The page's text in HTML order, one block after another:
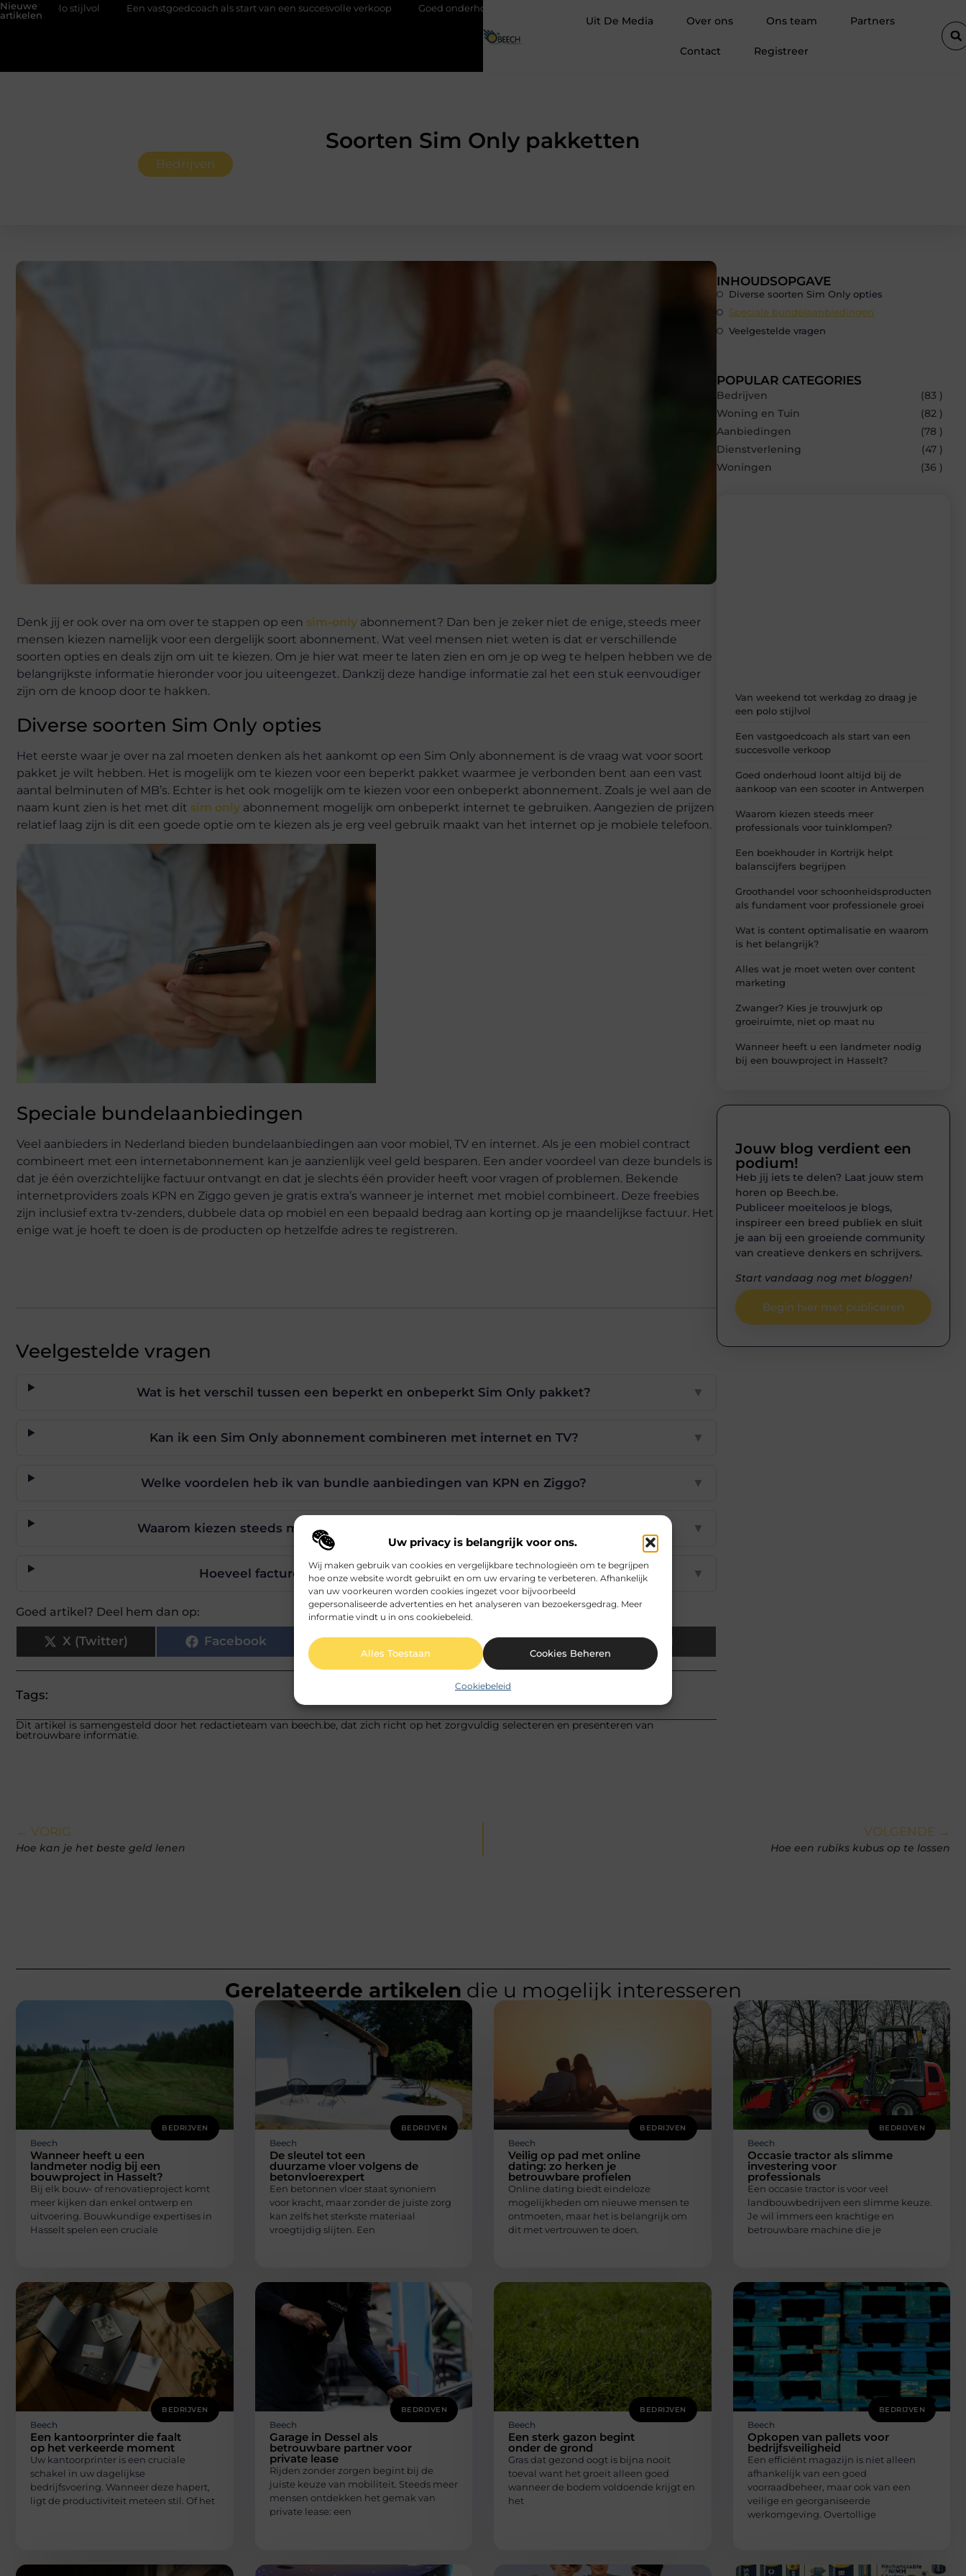
Uw privacy is belangrijk voor ons.
Wij maken gebruik van cookies en vergelijkbare technologieën om te begrijpen
hoe onze website wordt gebruikt en om uw ervaring te verbeteren. Afhankelijk
van uw voorkeuren worden cookies ingezet voor bijvoorbeeld
gepersonaliseerde advertenties en het analyseren van bezoekersgedrag. Meer
informatie vindt u in ons cookiebeleid.
Alles Toestaan Cookies Beheren
Cookiebeleid
Nieuwe
artikelen
Een vastgoedcoach als start van een succesvolle verkoop Goed onderhoud loont altijd bij de aankoop van een scooter in Antwerpen
Uit De Media Over ons Ons team Partners
Contact Registreer
Soorten Sim Only pakketten
Bedrijven
Denk jij er ook over na om over te stappen op een sim-only abonnement? Dan ben je zeker niet de enige, steeds meer
mensen kiezen namelijk voor een dergelijk soort abonnement. Wat veel mensen niet weten is dat er verschillende
soorten opties en deals zijn om uit te kiezen. Om je hier wat meer te laten zien en om je op weg te helpen hebben we de
belangrijkste informatie hieronder voor jou uiteengezet. Dankzij deze handige informatie zal het een stuk eenvoudiger
zijn om de knoop door te hakken.
Diverse soorten Sim Only opties
Het eerste waar je over na zal moeten denken als het aankomt op een Sim Only abonnement is de vraag wat voor soort
pakket je wilt hebben. Het is mogelijk om te kiezen voor een beperkt pakket waarmee je verbonden bent aan een vast
aantal belminuten of MB’s. Echter is het ook mogelijk om te kiezen voor een onbeperkt abonnement. Zoals je wel aan de
naam kunt zien is het met dit sim only abonnement mogelijk om onbeperkt internet te gebruiken. Aangezien de prijzen
relatief laag zijn is dit een goede optie om te kiezen als je erg veel gebruik maakt van het internet op je mobiele telefoon.
Speciale bundelaanbiedingen
Veel aanbieders in Nederland bieden bundelaanbiedingen aan voor mobiel, TV en internet. Als je een mobiel contract
combineert met een internetabonnement kan je aanzienlijk veel geld besparen. Een ander voordeel van deze bundels is
dat je één overzichtelijke factuur ontvangt en dat je slechts één provider heeft voor vragen of problemen. Bekende
internetproviders zoals KPN en Ziggo geven je gratis extra’s wanneer je internet met mobiel combineert. Deze freebies
zijn inclusief extra tv-zenders, dubbele data op mobiel en een bepaald bedrag aan korting op je maandelijkse factuur. Het
enige wat je hoeft te doen is de producten op hetzelfde adres te registreren.
Veelgestelde vragen
Wat is het verschil tussen een beperkt en onbeperkt Sim Only pakket? ▼
Kan ik een Sim Only abonnement combineren met internet en TV? ▼
Welke voordelen heb ik van bundle aanbiedingen van KPN en Ziggo? ▼
Waarom kiezen steeds meer mensen voor een Sim Only abonnement? ▼
Hoeveel facturen ontvang ik als ik services bundel? ▼
Goed artikel? Deel hem dan op:
X (Twitter) Facebook Pinterest LinkedIn Email
Tags:
Dit artikel is samengesteld door het redactieteam van beech.be, dat zich richt op het zorgvuldig selecteren en presenteren van
betrouwbare informatie.
INHOUDSOPGAVE
Diverse soorten Sim Only opties
Speciale bundelaanbiedingen
Veelgestelde vragen
POPULAR CATEGORIES
Bedrijven
(83 )
Woning en Tuin
(82 )
Aanbiedingen
(78 )
Dienstverlening
(47 )
Woningen
(36 )
Van weekend tot werkdag zo draag je
een polo stijlvol
Een vastgoedcoach als start van een
succesvolle verkoop
Goed onderhoud loont altijd bij de
aankoop van een scooter in Antwerpen
Waarom kiezen steeds meer
professionals voor tuinklompen?
Een boekhouder in Kortrijk helpt
balanscijfers begrijpen
Groothandel voor schoonheidsproducten
als fundament voor professionele groei
Wat is content optimalisatie en waarom
is het belangrijk?
Alles wat je moet weten over content
marketing
Zwanger? Kies je trouwjurk op
groeiruimte, niet op maat nu
Wanneer heeft u een landmeter nodig
bij een bouwproject in Hasselt?
Jouw blog verdient een
podium!
Heb jij iets te delen? Laat jouw stem
horen op Beech.be.
Publiceer moeiteloos je blogs,
inspireer een breed publiek en sluit
je aan bij een groeiende community
van creatieve denkers en schrijvers.
Start vandaag nog met bloggen!
Begin hier met publiceren
← VORIG
Hoe kan je het beste geld lenen
VOLGENDE →
Hoe een rubiks kubus op te lossen
Gerelateerde artikelen die u mogelijk interesseren
BEDRIJVEN
Beech
Wanneer heeft u een
landmeter nodig bij een
bouwproject in Hasselt?
Bij elk bouw- of renovatieproject komt
meer kijken dan enkel ontwerp en
uitvoering. Bouwkundige expertises in
Hasselt spelen een cruciale
BEDRIJVEN
Beech
De sleutel tot een
duurzame vloer volgens de
betonvloerexpert
Een betonnen vloer staat synoniem
voor kracht, maar zonder de juiste zorg
kan zelfs het sterkste materiaal
vroegtijdig slijten. Een
BEDRIJVEN
Beech
Veilig op pad met online
dating: zo herken je
betrouwbare profielen
Online dating biedt eindeloze
mogelijkheden om nieuwe mensen te
ontmoeten, maar het is belangrijk om
dit met vertrouwen te doen.
BEDRIJVEN
Beech
Occasie tractor als slimme
investering voor
professionals
Een occasie tractor is voor veel
landbouwbedrijven een slimme keuze.
Je wil immers een krachtige en
betrouwbare machine die je
BEDRIJVEN
Beech
Een kantoorprinter die faalt
op het verkeerde moment
Uw kantoorprinter is een cruciale
schakel in uw dagelijkse
bedrijfsvoering. Wanneer deze hapert,
ligt de productiviteit meteen stil. Of het
BEDRIJVEN
Beech
Garage in Dessel als
betrouwbare partner voor
private lease
Rijden zonder zorgen begint bij de
juiste keuze van mobiliteit. Steeds meer
mensen ontdekken het gemak van
private lease: een
BEDRIJVEN
Beech
Een sterk gazon begint
onder de grond
Gras dat gezond oogt is bijna nooit
toeval want het groeit alleen goed
wanneer de bodem voldoende krijgt en
het
BEDRIJVEN
Beech
Opkopen van pallets voor
bedrijfsveiligheid
Een efficiënt magazijn is niet alleen
afhankelijk van een goed
voorraadbeheer, maar ook van een
veilige en georganiseerde
werkomgeving. Overtollige